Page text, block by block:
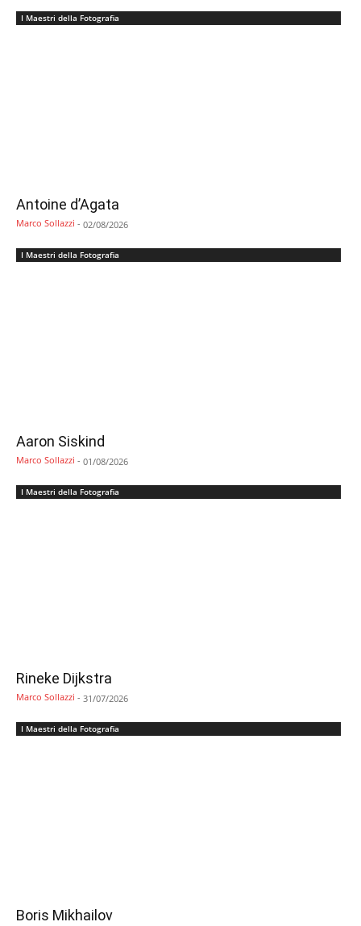
I Maestri della Fotografia
Antoine d’Agata
Marco Sollazzi - 02/08/2026
I Maestri della Fotografia
Aaron Siskind
Marco Sollazzi - 01/08/2026
I Maestri della Fotografia
Rineke Dijkstra
Marco Sollazzi - 31/07/2026
I Maestri della Fotografia
Boris Mikhailov